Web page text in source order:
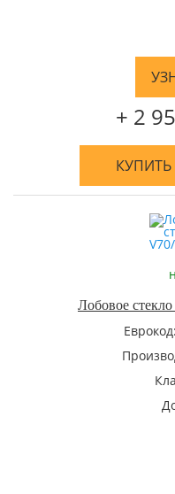
+ 2
Лобовое